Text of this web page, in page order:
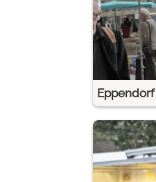
Eppendorf